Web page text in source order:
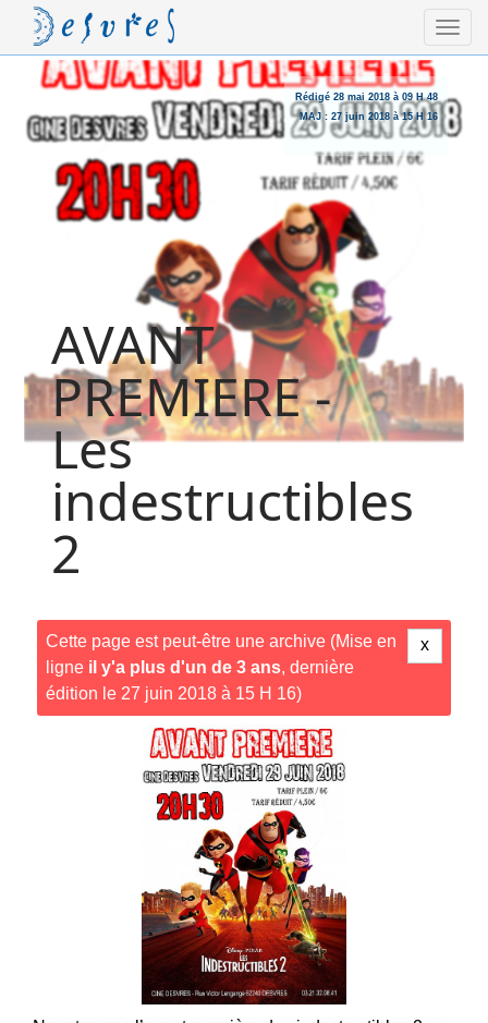
Rédigé 28 mai 2018 à 09 H 48
MAJ : 27 juin 2018 à 15 H 16
AVANT
PREMIERE -
Les
indestructibles
2
x
Cette page est peut-être une archive (Mise en
ligne il y'a plus d'un de 3 ans, dernière
édition le 27 juin 2018 à 15 H 16)